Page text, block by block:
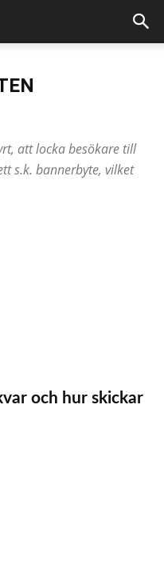
Program
Gratis skript
& varuprover
Gratis Webbutveckling
att locka besökare till
s.k. bannerbyte, vilket
och hur skickar